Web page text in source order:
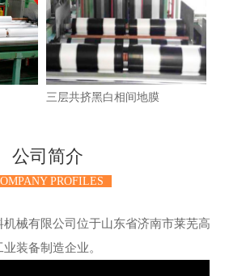
三层共挤黑白相间地膜
公司简介
PROFILES
械有限公司位于山东省济南市莱芜高
装备制造企业。